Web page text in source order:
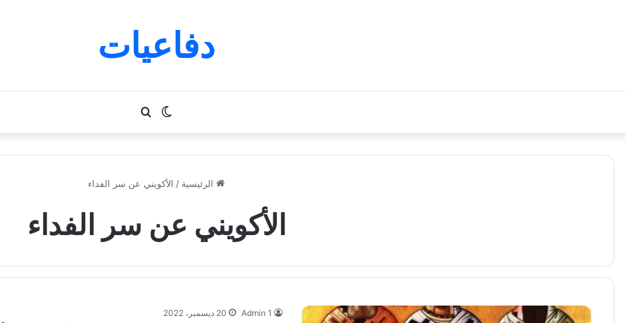
دفاعيات
بحث
عن
الوضع
المظلم
الرئيسية / الأكويني عن سر الفداء
الأكويني عن سر الفداء
Admin 1 20 ديسمبر، 2022